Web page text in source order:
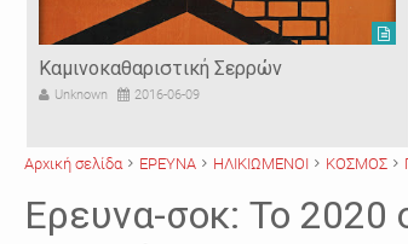
Τζίτζηρας Γ. Πέτρος - Ξυλουργικές
εργασίες στις Σέρρες
Αρχική σελίδα ΕΡΕΥΝΑ ΗΛΙΚΙΩΜΕΝΟΙ ΚΟΣΜΟΣ
Ερευνα-σοκ: Το 2020